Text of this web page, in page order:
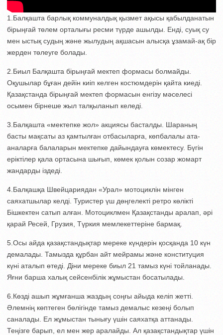
1.Балқашта барлық коммуналдық қызмет ақысы қабылданатын
бірыңғай төлем орталығы ресми түрде ашылды. Енді, суық су
мен ыстық судың және жылудың ақшасын алысқа ұзамай-ақ бір
жерден төлеуге болады.
2.Биыл Балқашта бірыңғай мектеп формасы болмайды.
Оқушылар бұған дейін киіп келген костюмдерін қайта киеді.
Қазақстанда бірыңғай мектеп формасын енгізу мәселесі
осымен бірнеше жыл талқыланып келеді.
3.Балқашта «мектепке жол» акциясы басталды. Шараның
басты мақсаты аз қамтылған отбасыларға, көпбалалы ата-
аналарға балаларын мектепке дайындауға көмектесу. Бүгін
еріктілер қала ортасына шығып, көмек қолын созар жомарт
жандарды іздеді.
4.Балқашқа Швейцариядан «Урал» мотоциклін мінген
саяхатшылар келді. Туристер үш дөңгелекті ретро көлікті
Бішкектен сатып алған. Мотоциклмен Қазақстанды аралап, әрі
қарай Ресей, Грузия, Түркия мемлекеттеріне бармақ.
5.Осы айда қазақстандықтар мереке күндерін қосқанда 10 күн
демалады. Тамызда құрбан айт мейрамы және конституция
күні аталып өтеді. Діни мереке биыл 21 тамыз күні тойланады.
Яғни барша халық сейсенбілік жұмыстан босатылады.
6.Көзді ашып жұмғанша жаздың соңғы айыда келіп жетті.
Әлемнің көптеген бөлігінде тамыз демалыс кезеңі болып
саналады. Ел жұмыстан тынығу үшін саяхатқа аттанады.
Теңізге барып, ел мен жер аралайды. Ал қазақстандықтар үшін